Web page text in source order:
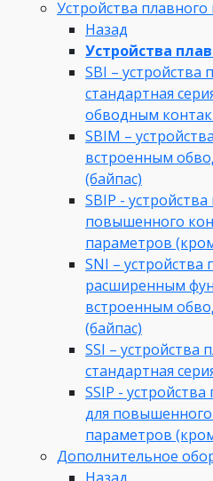
Устройства плавного
Назад
Устройства
SBI – устройства
стандартная
обводным
SBIM –
встроенным
(байпас)
SBIP -
повышенного
параметров
SNI – устройства
расширенным
встроенным
(байпас)
SSI – устройства
стандартная
SSIP -
для
параметров
Дополнительное
Назад